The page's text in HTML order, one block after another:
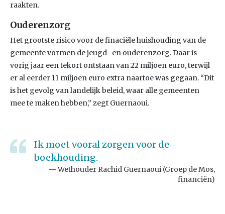
raakten.
Ouderenzorg
Het grootste risico voor de finaciële huishouding van de
gemeente vormen de jeugd- en ouderenzorg. Daar is
vorig jaar een tekort ontstaan van 22 miljoen euro, terwijl
er al eerder 11 miljoen euro extra naartoe was gegaan. “Dit
is het gevolg van landelijk beleid, waar alle gemeenten
mee te maken hebben,” zegt Guernaoui.
Ik moet vooral zorgen voor de
boekhouding.
Wethouder Rachid Guernaoui (Groep de Mos,
financiën)